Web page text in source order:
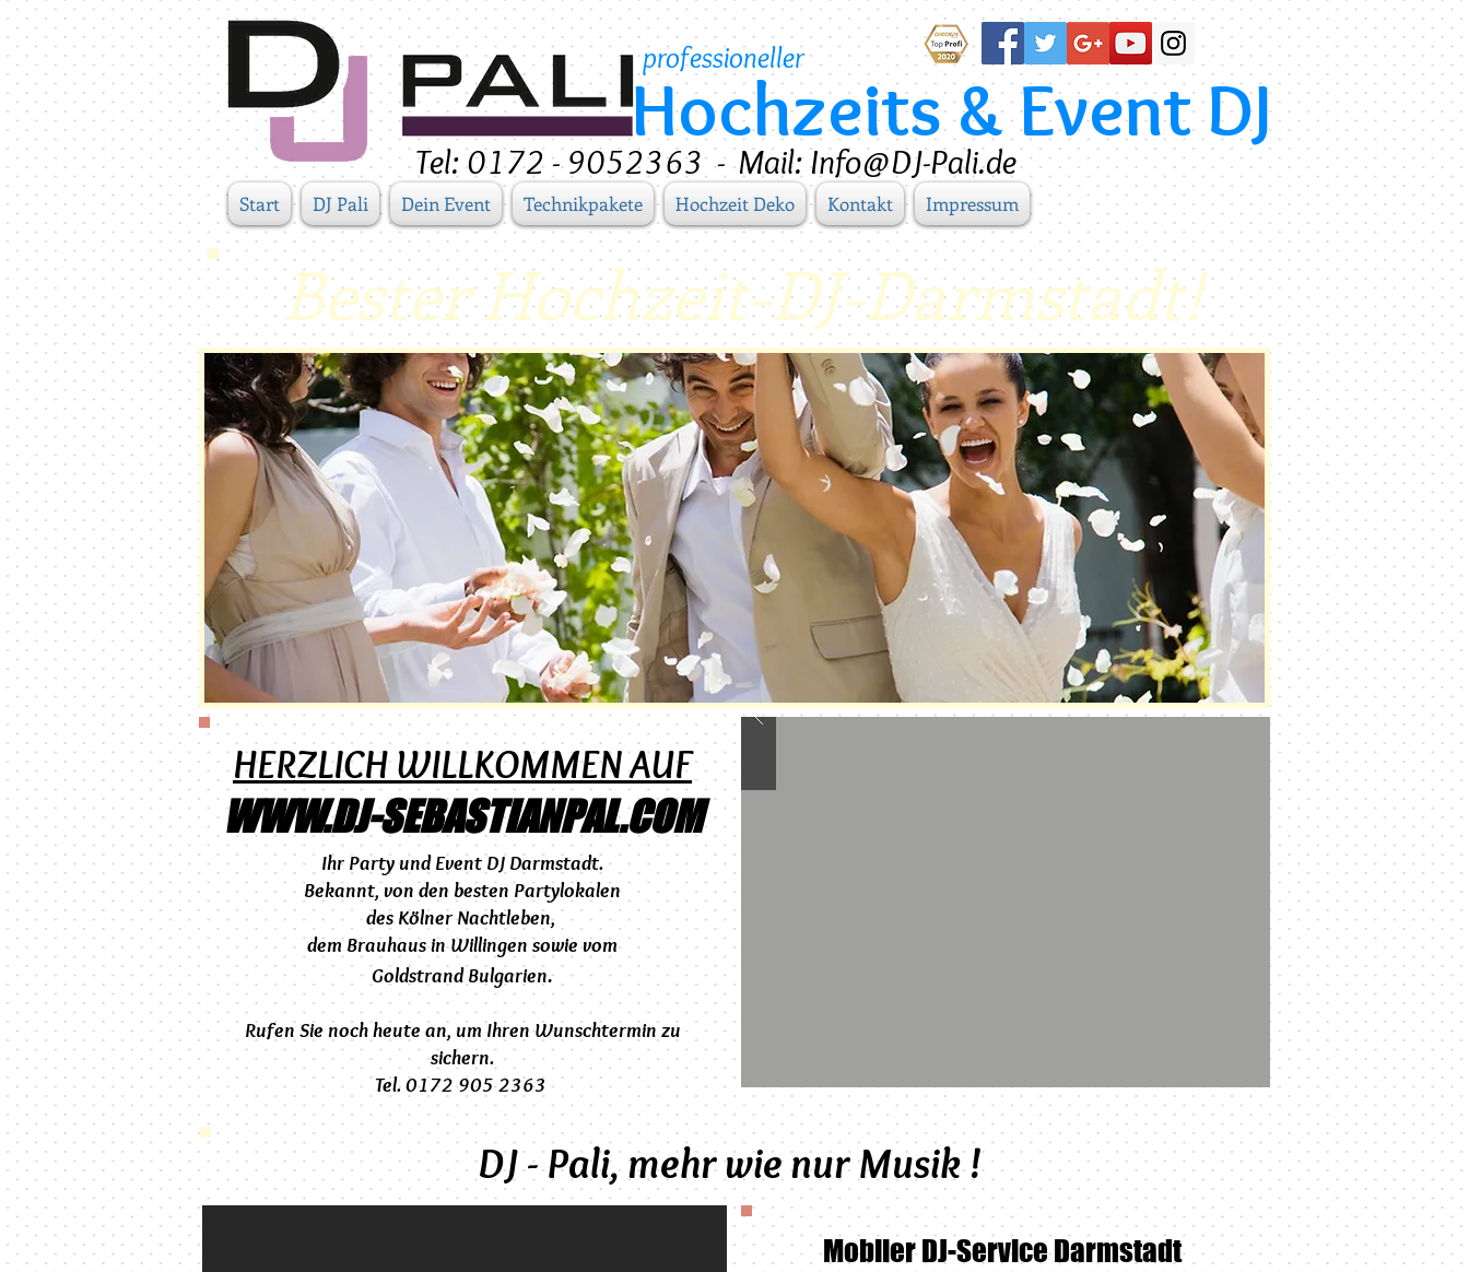
Hochzeits & Event DJ
Tel: 0172 - 9052363-Mail: Info@DJ-Pali.de
professioneller
Start DJ Pali Dein Event Technikpakete Hochzeit Deko Kontakt Impressum
Bester Hochzeit-DJ-Darmstadt!
HERZLICH WILLKOMMEN AUF
WWW.DJ-SEBASTIANPAL.COM
Ihr Party undEvent DJ Darmstadt.
Bekannt, von den besten Partylokalen
des Kölner Nachtleben,
demBrauhaus in Willingen sowie vom
Goldstrand Bulgarien.
Rufen Sie noch heute an, um Ihren Wunschtermin zu
sichern.
Tel. 0172 905 2363
DJ - Pali, mehr wie nur Musik !
Mobiler DJ-Service Darmstadt